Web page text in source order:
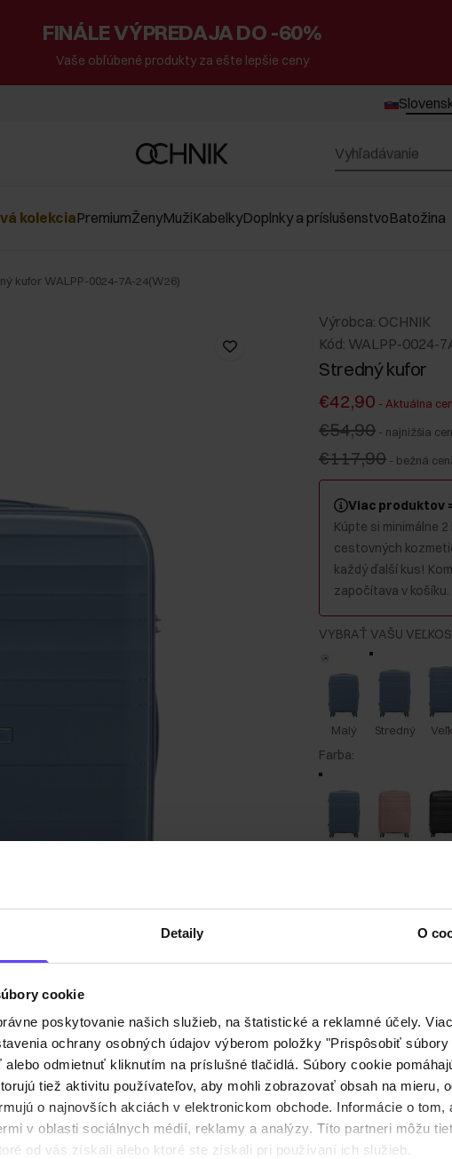
Detaily O
cookie
poskytovanie našich služieb, na štatistické a reklamné účely.
ochrany osobných údajov výberom položky "Prispôsobiť
odmietnuť kliknutím na príslušné tlačidlá. Súbory cookie
tiež aktivitu používateľov, aby mohli zobrazovať obsah na mieru,
o najnovších akciách v elektronickom obchode. Informácie o tom,
v oblasti sociálnych médií, reklamy a analýzy. Títo partneri môžu
od vás získali alebo ktoré ste získali pri používaní ich služieb.
FINÁLE VÝPREDAJA DO -60%
Vaše obľúbené produkty za ešte lepšie ceny
kolekciaPremiumŽenyMužiKabelkyDoplnky a príslušenstvoBatožina
kufor WALPP-0024-7A-24(W26)
Výrobca: OCHNIK
Kód: WALPP-0024-
Stredný kufor
€42,90 - Aktuálna
€54,90 - najnižšia
€117,90 - bežná
Viac produktov
Kúpte si minimálne
cestovných
každý ďalší kus!
započítava v košíku.
VYBRAŤ VAŠU
Malý Stredný
Farba:
Popis produktu
Zloženie a
Recenzie